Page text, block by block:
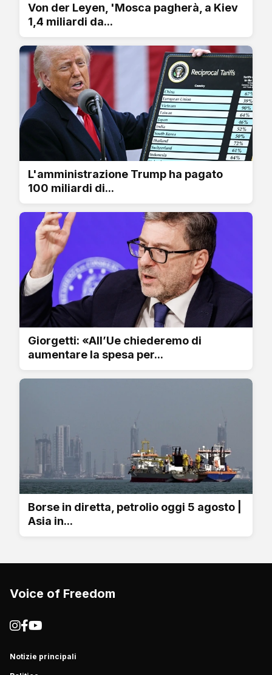
Von der Leyen, 'Mosca pagherà, a Kiev
1,4 miliardi da...
L'amministrazione Trump ha pagato
100 miliardi di...
Giorgetti: «All’Ue chiederemo di
aumentare la spesa per...
Borse in diretta, petrolio oggi 5 agosto |
Asia in...
Voice of Freedom
Notizie principali